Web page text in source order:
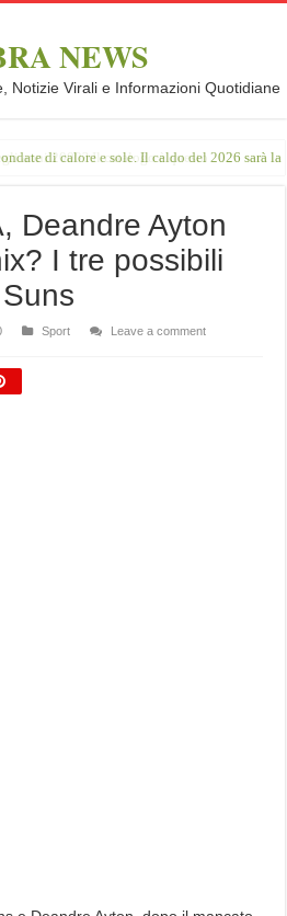
NEWS
Notizie Virali e Informazioni Quotidiane
di calore e sole. Il caldo del 2026 sarà
Deandre Ayton
I tre possibili
Sport
Leave a comment